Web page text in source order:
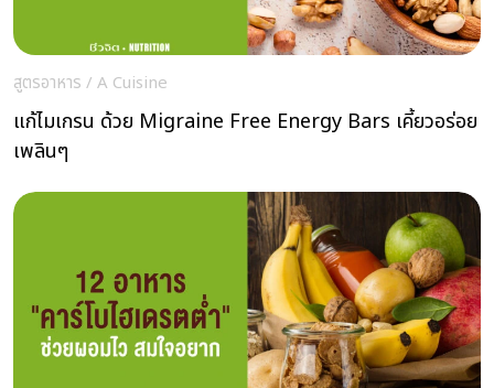
สูตรอาหาร / A Cuisine
แก้ไมเกรน ด้วย Migraine Free Energy Bars เคี้ยวอร่อย
เพลินๆ